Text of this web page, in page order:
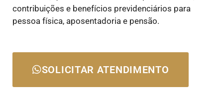
contribuições e benefícios previdenciários para
pessoa física, aposentadoria e pensão.
SOLICITAR ATENDIMENTO